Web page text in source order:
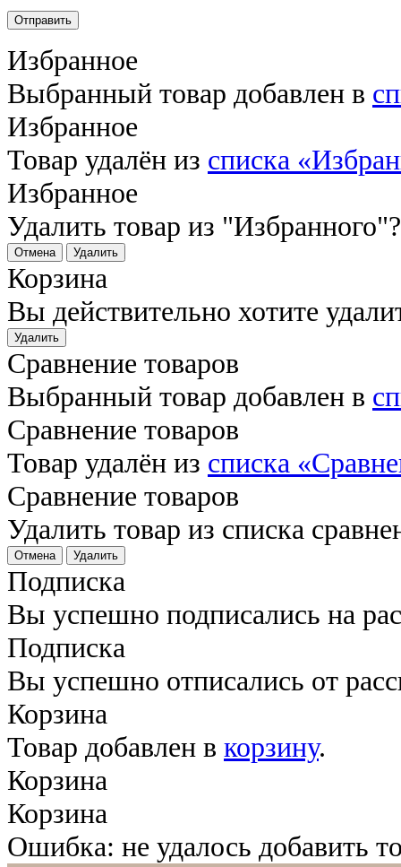
Отправить
Избранное
Выбранный товар добавлен в
Избранное
Товар удалён из списка
Избранное
Удалить товар из "Избранного"?
Отмена Удалить
Корзина
Вы действительно хотите
Удалить
Сравнение товаров
Выбранный товар добавлен в
Сравнение товаров
Товар удалён из списка
Сравнение товаров
Удалить товар из списка
Отмена Удалить
Подписка
Вы успешно подписались на
Подписка
Вы успешно отписались от
Корзина
Товар добавлен в корзину.
Корзина
Корзина
Ошибка: не удалось добавить